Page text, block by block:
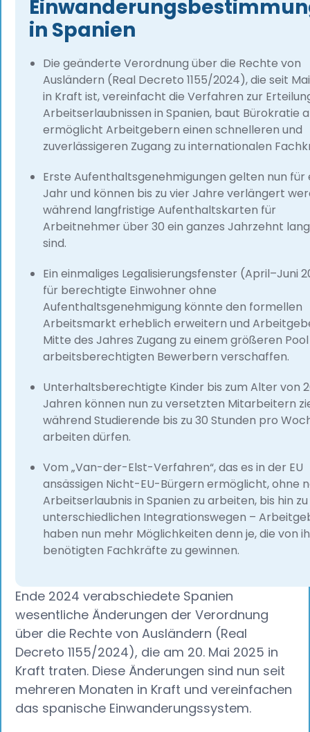
in Spanien
Die geänderte Verordnung über die Rechte von
Ausländern (Real Decreto 1155/2024), die seit
in Kraft ist, vereinfacht die Verfahren zur
Arbeitserlaubnissen in Spanien, baut Bürokratie
ermöglicht Arbeitgebern einen schnelleren und
zuverlässigeren Zugang zu internationalen
Erste Aufenthaltsgenehmigungen gelten nun für
Jahr und können bis zu vier Jahre verlängert
während langfristige Aufenthaltskarten für
Arbeitnehmer über 30 ein ganzes Jahrzehnt
sind.
Ein einmaliges Legalisierungsfenster (April–Juni
für berechtigte Einwohner ohne
Aufenthaltsgenehmigung könnte den formellen
Arbeitsmarkt erheblich erweitern und
Mitte des Jahres Zugang zu einem größeren
arbeitsberechtigten Bewerbern verschaffen.
Unterhaltsberechtigte Kinder bis zum Alter von
Jahren können nun zu versetzten Mitarbeitern
während Studierende bis zu 30 Stunden pro
arbeiten dürfen.
Vom „Van-der-Elst-Verfahren“, das es in der EU
ansässigen Nicht-EU-Bürgern ermöglicht, ohne
Arbeitserlaubnis in Spanien zu arbeiten, bis hin
unterschiedlichen Integrationswegen –
haben nun mehr Möglichkeiten denn je, die von
benötigten Fachkräfte zu gewinnen.
Ende 2024 verabschiedete Spanien
wesentliche Änderungen der Verordnung
über die Rechte von Ausländern (Real
Decreto 1155/2024), die am 20. Mai 2025 in
Kraft traten. Diese Änderungen sind nun seit
mehreren Monaten in Kraft und vereinfachen
das spanische Einwanderungssystem.